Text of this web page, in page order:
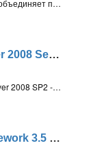
Microsoft .NET Framework 4 объединяет платформы NET Framework ранних версий и новые технологии разработки приложений, использующих различные технологии обмена данными
Windows Vista/Server 2008 Service Pack 2 (SP2)
Windows Vista/Windows Server 2008 SP2 - второй пакет обновления операционной системы Windows Vista и Server 2008
Microsoft .NET Framework 3.5 Service Pack 1 (SP1)